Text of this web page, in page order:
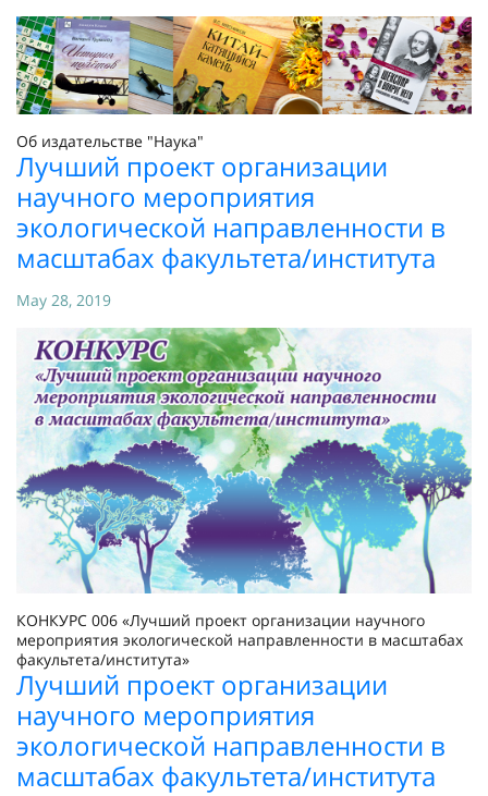
Об издательстве "Наука"
Лучший проект организации
научного мероприятия
экологической направленности в
масштабах факультета/института
May 28, 2019
КОНКУРС 006 «Лучший проект организации научного
мероприятия экологической направленности в масштабах
факультета/института»
Лучший проект организации
научного мероприятия
экологической направленности в
масштабах факультета/института